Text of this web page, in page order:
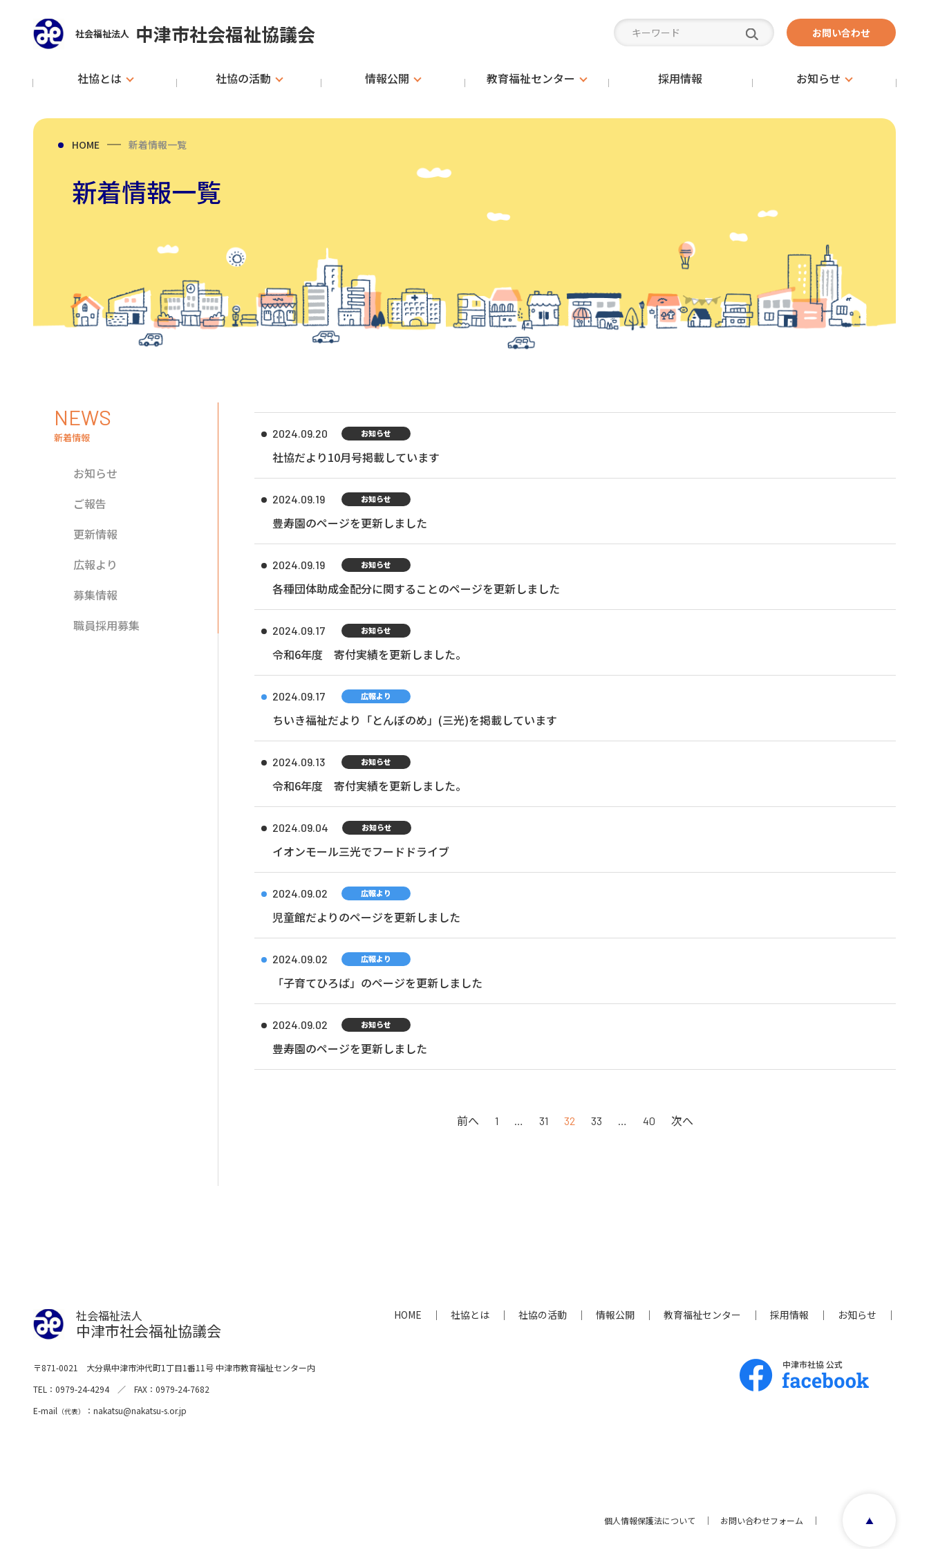
社会福祉法人 中津市社会福祉協議会
社協とは 社協の活動 情報公開 教育福祉センター 採用情報 お知らせ
お問い合わせ
HOME 新着情報一覧
新着情報一覧
2024.09.20 お知らせ
社協だより10月号掲載しています
2024.09.19 お知らせ
豊寿園のページを更新しました
2024.09.19 お知らせ
各種団体助成金配分に関することのページを更新しました
2024.09.17 お知らせ
令和6年度 寄付実績を更新しました。
2024.09.17 広報より
ちいき福祉だより「とんぼのめ」(三光)を掲載しています
2024.09.13 お知らせ
令和6年度 寄付実績を更新しました。
2024.09.04 お知らせ
イオンモール三光でフードドライブ
2024.09.02 広報より
児童館だよりのページを更新しました
2024.09.02 広報より
「子育てひろば」のページを更新しました
2024.09.02 お知らせ
豊寿園のページを更新しました
前へ 1 … 31 32 33 … 40 次へ
NEWS
新着情報
お知らせ
ご報告
更新情報
広報より
募集情報
職員採用募集
社会福祉法人
中津市社会福祉協議会
〒871-0021 大分県中津市沖代町1丁目1番11号 中津市教育福祉センター内
TEL
0979-24-4294 FAX
0979-24-7682
E-mail（代表） nakatsu nakatsu-s.or.jp
HOME 社協とは 社協の活動 情報公開 教育福祉センター 採用情報 お知らせ
個人情報保護法について お問い合わせフォーム